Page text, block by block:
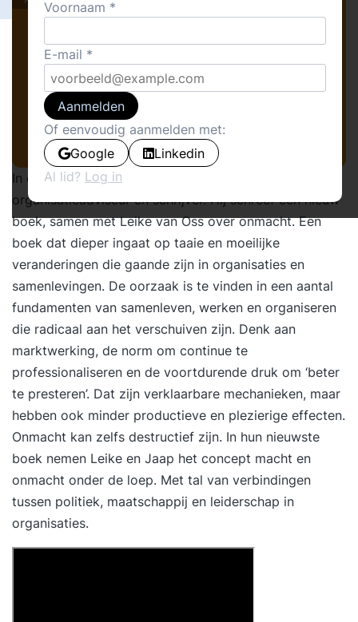
In deze podcast ontmoet ik
organisatieadviseur en schrijver. Hij schreef een nieuw
boek, samen metLeikevan Ossover onmacht. Een
boek dat dieper ingaat op taaie en moeilijke
veranderingen die gaande zijn in organisaties en
samenlevingen. De oorzaak is te vinden in een aantal
fundamenten van samenleven, werken en organiseren
die radicaal aan het verschuiven zijn. Denk aan
marktwerking, de norm om continue te
professionaliseren en de voortdurende druk om ‘beter
te presteren’. Dat zijn verklaarbare mechanieken, maar
hebben ook minder productieve en plezierige effecten.
Onmacht kan zelfs destructief zijn. In hun nieuwste
boek nemen Leike en Jaap het concept macht en
onmacht onder de loep. Met tal van verbindingen
tussen politiek, maatschappij en leiderschap in
organisaties.
Voornaam
E-mail
Aanmelden
Of eenvoudig aanmelden met:
Google
Linkedin
Al lid? Log in